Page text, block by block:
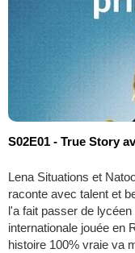
S02E01 - True Story
Lena Situations et
raconte avec talent et
l'a fait passer de
internationale jouée en
histoire 100% vraie va